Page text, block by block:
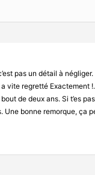
pas un détail à
vite regretté Exactement
de deux ans. Si t’es
Une bonne remorque, ça